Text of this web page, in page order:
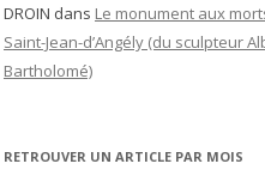
DROIN dans Le monument aux
Saint-Jean-d’Angély (du sculpteur
Bartholomé)
RETROUVER UN ARTICLE PAR MOIS